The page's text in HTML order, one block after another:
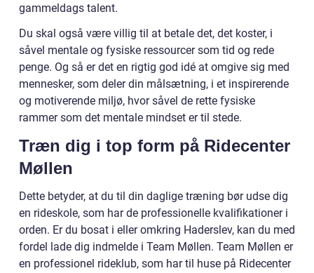
gammeldags talent.
Du skal også være villig til at betale det, det koster, i
såvel mentale og fysiske ressourcer som tid og rede
penge. Og så er det en rigtig god idé at omgive sig med
mennesker, som deler din målsætning, i et inspirerende
og motiverende miljø, hvor såvel de rette fysiske
rammer som det mentale mindset er til stede.
Træn dig i top form på Ridecenter
Møllen
Dette betyder, at du til din daglige træning bør udse dig
en rideskole, som har de professionelle kvalifikationer i
orden. Er du bosat i eller omkring Haderslev, kan du med
fordel lade dig indmelde i Team Møllen. Team Møllen er
en professionel rideklub, som har til huse på Ridecenter